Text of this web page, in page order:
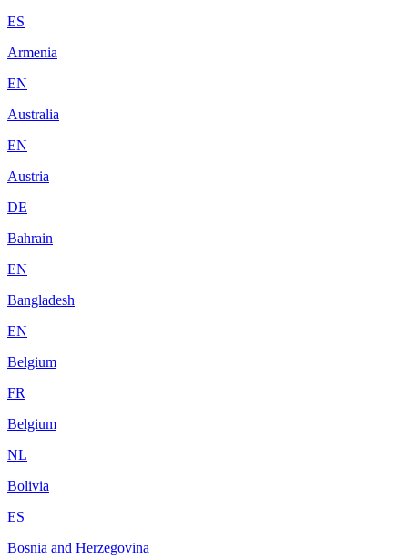
ES
Armenia
EN
Australia
EN
Austria
DE
Bahrain
EN
Bangladesh
EN
Belgium
FR
Belgium
NL
Bolivia
ES
Bosnia and Herzegovina